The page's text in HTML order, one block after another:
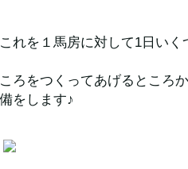
れを１馬房に対して1日いく
ろをつくってあげるところ
をします♪